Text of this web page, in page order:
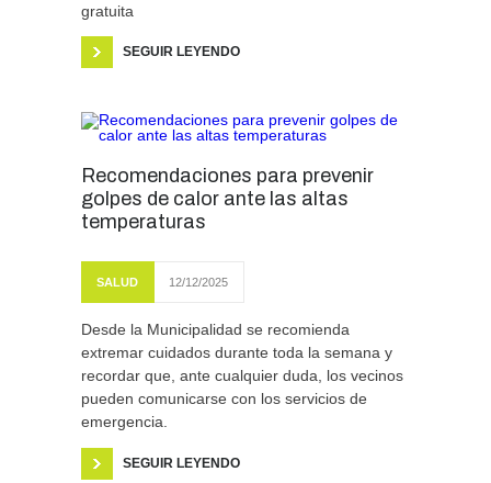
gratuita
SEGUIR LEYENDO
Recomendaciones para prevenir
golpes de calor ante las altas
temperaturas
SALUD 12/12/2025
Desde la Municipalidad se recomienda
extremar cuidados durante toda la semana y
recordar que, ante cualquier duda, los vecinos
pueden comunicarse con los servicios de
emergencia.
SEGUIR LEYENDO